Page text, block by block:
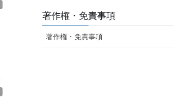
著作権・免責事項
著作権・免責事項